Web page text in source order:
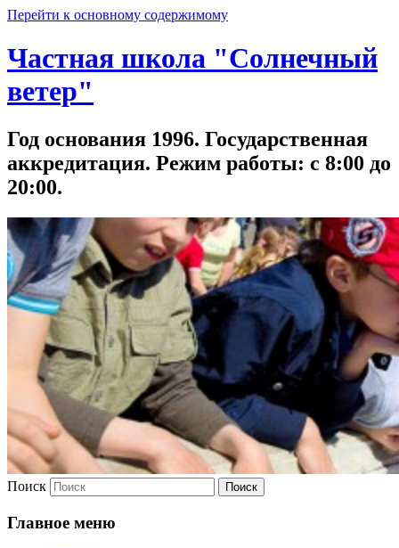
Перейти к основному содержимому
Частная школа "Солнечный
ветер"
Год основания 1996. Государственная
аккредитация. Режим работы: с 8:00 до
20:00.
Поиск
Главное меню